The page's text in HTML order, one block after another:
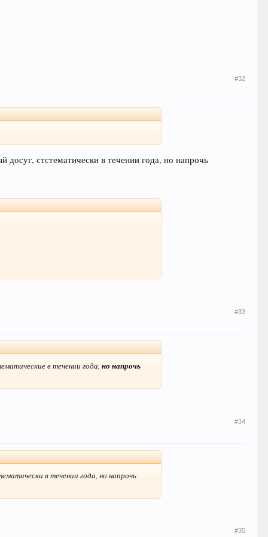
#32
стстематически в течении года, но напрочь
#33
в течении года,но напрочь
#34
в течении года, но напрочь
#35